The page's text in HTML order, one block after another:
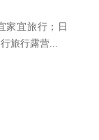
家宜旅行；日
旅行露营...